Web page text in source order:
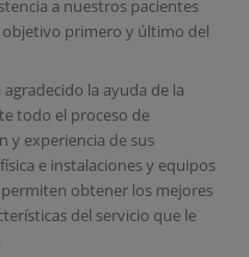
a nuestros pacientes
objetivo primero y último del
la ayuda de la
todo el proceso de
y experiencia de sus
e instalaciones y equipos
obtener los mejores
del servicio que le